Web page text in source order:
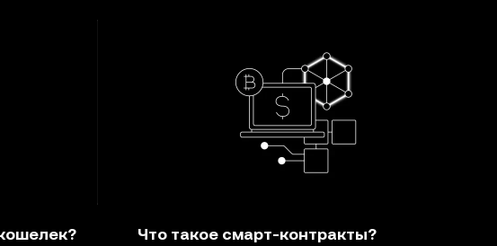
Что такое смарт-контракты?